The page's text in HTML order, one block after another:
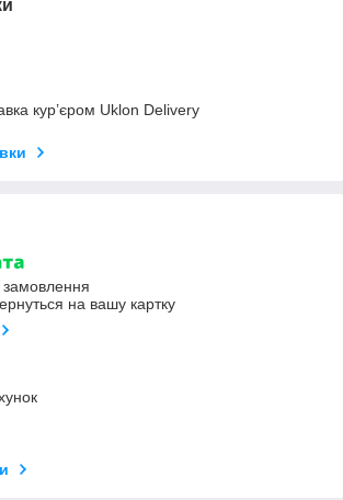
кур’єром Uklon Delivery
на вашу картку